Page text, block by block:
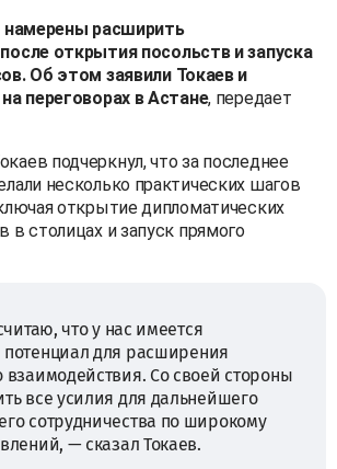
намерены расширить
открытия посольств и запуска
Об этом заявили Токаев и
переговорах в Астане, передает
подчеркнул, что за последнее
несколько практических шагов
открытие дипломатических
в столицах и запуск прямого
что у нас имеется
для расширения
взаимодействия. Со своей стороны
все усилия для дальнейшего
сотрудничества по широкому
— сказал Токаев.